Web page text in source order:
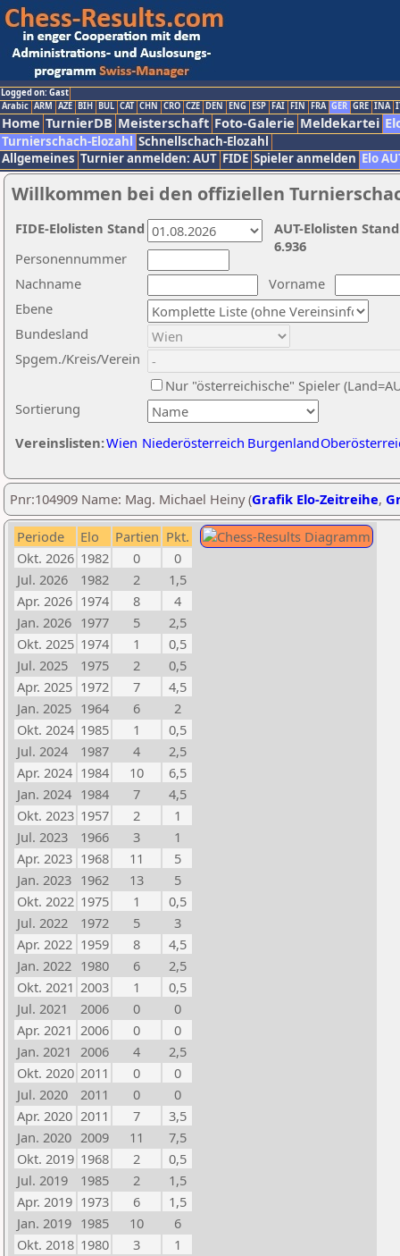
Logged on: Gast
Arabic ARM AZE BIH BUL CAT CHN CRO CZE DEN ENG ESP FAI FIN FRA GER GRE INA
Home TurnierDB Meisterschaft Foto-Galerie Meldekartei
Turnierschach-Elozahl Schnellschach-Elozahl
Allgemeines Turnier anmelden: AUT FIDE Spieler anmelden Elo
Willkommen bei den offiziellen
Nachname
Vorname
Ebene
Sortierung
Personennummer
Bundesland
Spgem./Kreis/Verein
Nur "österreichische" Spieler
Vereinslisten:Wien Niederösterreich Burgenland
AUT-Elolisten
6.936
FIDE-Elolisten Stand
Pnr:104909 Name: Mag. Michael Heiny (Grafik Elo-Zeitreihe,
Periode Elo Partien Pkt.
Okt. 2026 1982 0
0
Jul. 2026
1982 2
1,5
Apr. 2026 1974 8
4
Jan. 2026 1977 5
2,5
Okt. 2025 1974 1
0,5
Jul. 2025
1975 2
0,5
Apr. 2025 1972 7
4,5
Jan. 2025 1964 6
2
Okt. 2024 1985 1
0,5
Jul. 2024
1987 4
2,5
Apr. 2024 1984 10
6,5
Jan. 2024 1984 7
4,5
Okt. 2023 1957 2
1
Jul. 2023
1966 3
1
Apr. 2023 1968 11
5
Jan. 2023 1962 13
5
Okt. 2022 1975 1
0,5
Jul. 2022
1972 5
3
Apr. 2022 1959 8
4,5
Jan. 2022 1980 6
2,5
Okt. 2021 2003 1
0,5
Jul. 2021
2006 0
0
Apr. 2021 2006 0
0
Jan. 2021 2006 4
2,5
Okt. 2020 2011 0
0
Jul. 2020
2011 0
0
Apr. 2020 2011 7
3,5
Jan. 2020 2009 11
7,5
Okt. 2019 1968 2
0,5
Jul. 2019
1985 2
1,5
Apr. 2019 1973 6
1,5
Jan. 2019 1985 10
6
Okt. 2018 1980 3
1